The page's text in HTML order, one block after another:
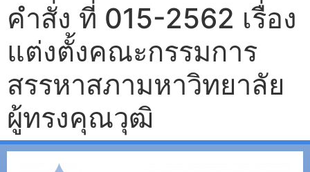
คำสั่ง ที่ 015-2562 เรื่อง
แต่งตั้งคณะกรรมการ
สรรหาสภามหาวิทยาลัย
ผู้ทรงคุณวุฒิ